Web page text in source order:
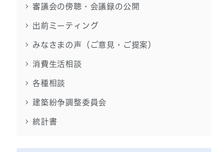
審議会の傍聴・会議録の公開
出前ミーティング
みなさまの声（ご意見・ご提案）
消費生活相談
各種相談
建築紛争調整委員会
統計書